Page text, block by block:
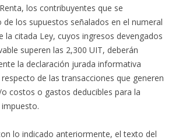
los contribuyentes que se
los supuestos señalados en el numeral
la citada Ley, cuyos ingresos devengados
superen las 2,300 UIT, deberán
la declaración jurada informativa
respecto de las transacciones que generen
costos o gastos deducibles para la
lo indicado anteriormente, el texto del